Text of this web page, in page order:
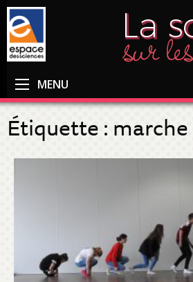
MENU
Étiquette : marche